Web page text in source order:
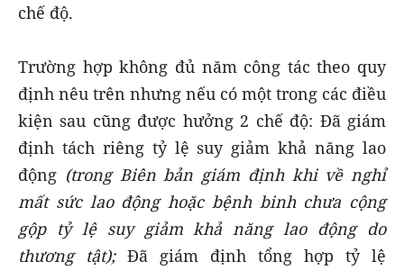
chế độ.
Trường hợp không đủ năm công tác theo quy
định nêu trên nhưng nếu có một trong các điều
kiện sau cũng được hưởng 2 chế độ: Đã giám
định tách riêng tỷ lệ suy giảm khả năng lao
động (trong Biên bản giám định khi về nghỉ
mất sức lao động hoặc bệnh binh chưa cộng
gộp tỷ lệ suy giảm khả năng lao động do
thương tật);Đã giám định tổng hợp tỷ lệ